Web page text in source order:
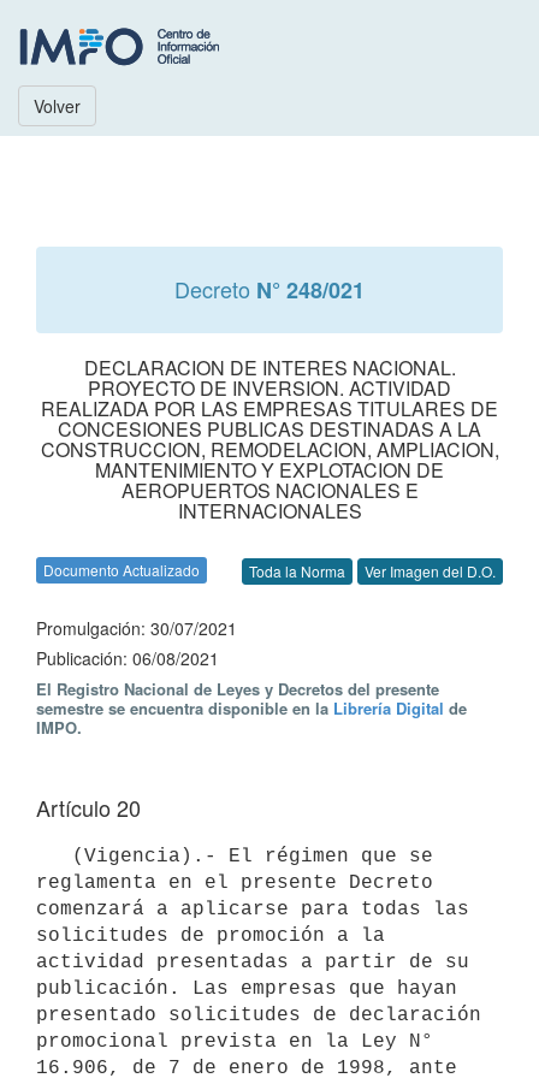
Volver
Decreto N° 248/021
DECLARACION DE INTERES NACIONAL.
PROYECTO DE INVERSION. ACTIVIDAD
REALIZADA POR LAS EMPRESAS TITULARES DE
CONCESIONES PUBLICAS DESTINADAS A LA
CONSTRUCCION, REMODELACION, AMPLIACION,
MANTENIMIENTO Y EXPLOTACION DE
AEROPUERTOS NACIONALES E
INTERNACIONALES
Documento Actualizado Toda la Norma Ver Imagen del D.O.
Promulgación: 30/07/2021
Publicación: 06/08/2021
El Registro Nacional de Leyes y Decretos del presente
semestre se encuentra disponible en la Librería Digital de
IMPO.
Artículo 20
reglamenta en el presente Decreto
comenzará a aplicarse para todas las
solicitudes de promoción a la
actividad presentadas a partir de su
publicación. Las empresas que hayan
presentado solicitudes de declaración
promocional prevista en la Ley N°
16.906, de 7 de enero de 1998, ante